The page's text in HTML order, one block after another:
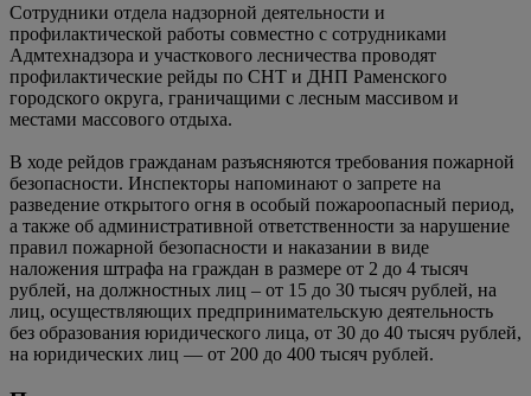
Сотрудники отдела надзорной деятельности и
профилактической работы совместно с сотрудниками
Адмтехнадзора и участкового лесничества проводят
профилактические рейды по СНТ и ДНП Раменского
городского округа, граничащими с лесным массивом и
местами массового отдыха.
В ходе рейдов гражданам разъясняются требования пожарной
безопасности. Инспекторы напоминают о запрете на
разведение открытого огня в особый пожароопасный период,
а также об административной ответственности за нарушение
правил пожарной безопасности и наказании в виде
наложения штрафа на граждан в размере от 2 до 4 тысяч
рублей, на должностных лиц – от 15 до 30 тысяч рублей, на
лиц, осуществляющих предпринимательскую деятельность
без образования юридического лица, от 30 до 40 тысяч рублей,
на юридических лиц — от 200 до 400 тысяч рублей.